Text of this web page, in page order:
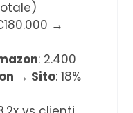
→
: 2.400
→ Sito: 18%